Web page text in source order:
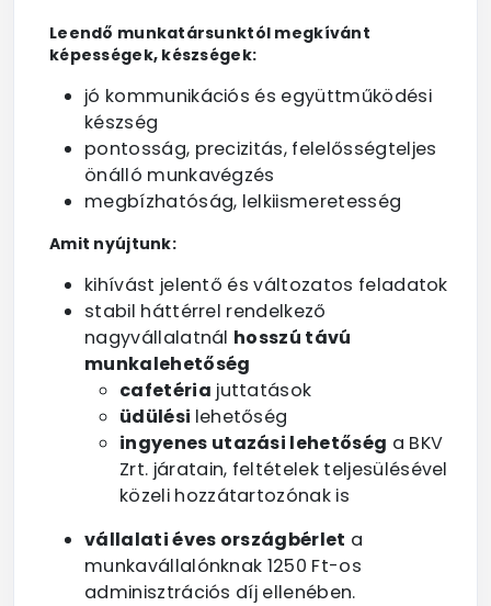
Leendő munkatársunktól megkívánt
képességek, készségek:
jó kommunikációs és együttműködési
készség
pontosság, precizitás, felelősségteljes
önálló munkavégzés
megbízhatóság, lelkiismeretesség
Amit nyújtunk:
kihívást jelentő és változatos feladatok
stabil háttérrel rendelkező
nagyvállalatnál hosszú távú
munkalehetőség
cafetéria juttatások
üdülési lehetőség
ingyenes utazási lehetőség a BKV
Zrt. járatain, feltételek teljesülésével
közeli hozzátartozónak is
vállalati éves országbérlet a
munkavállalónknak 1250 Ft-os
adminisztrációs díj ellenében.